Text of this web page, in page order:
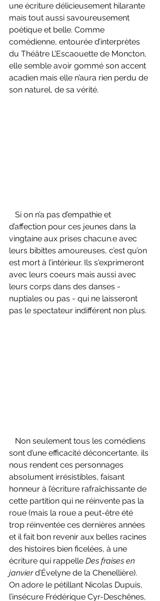
une écriture délicieusement hilarante
mais tout aussi savoureusement
poétique et belle. Comme
comédienne, entourée d’interprètes
du Théâtre L’Escaouette de Moncton,
elle semble avoir gommé son accent
acadien mais elle n’aura rien perdu de
son naturel, de sa vérité.
d’affection pour ces jeunes dans la
vingtaine aux prises chacun.e avec
leurs bibittes amoureuses, c’est qu’on
est mort à l’intérieur. Ils s'exprimeront
avec leurs coeurs mais aussi avec
leurs corps dans des danses -
nuptiales ou pas - qui ne laisseront
pas le spectateur indifférent non plus.
sont d’une efficacité déconcertante, ils
nous rendent ces personnages
absolument irrésistibles, faisant
honneur à l’écriture rafraîchissante de
cette partition qui ne réinvente pas la
roue (mais la roue a peut-être été
trop réinventée ces dernières années
et il fait bon revenir aux belles racines
des histoires bien ficelées, à une
écriture qui rappelle Des fraises en
janvier d’Évelyne de la Chenellière).
On adore le pétillant Nicolas Dupuis,
l’insécure Frédérique Cyr-Deschênes,